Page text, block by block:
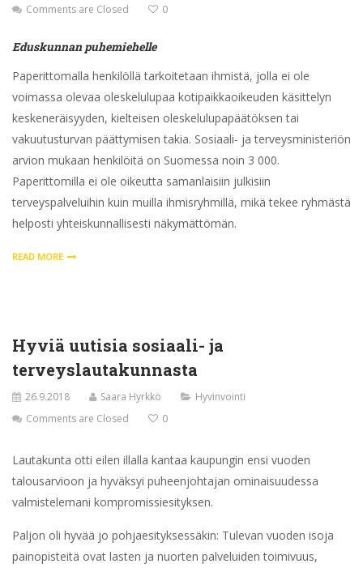
Comments are Closed 0
Eduskunnan puhemiehelle
Paperittomalla henkilöllä tarkoitetaan ihmistä, jolla ei ole
voimassa olevaa oleskelulupaa kotipaikkaoikeuden käsittelyn
keskeneräisyyden, kielteisen oleskelulupapäätöksen tai
vakuutusturvan päättymisen takia. Sosiaali- ja terveysministeriön
arvion mukaan henkilöitä on Suomessa noin 3 000.
Paperittomilla ei ole oikeutta samanlaisiin julkisiin
terveyspalveluihin kuin muilla ihmisryhmillä, mikä tekee ryhmästä
helposti yhteiskunnallisesti näkymättömän.
READ MORE
Hyviä uutisia sosiaali- ja
terveyslautakunnasta
26.9.2018 Saara Hyrkkö
Hyvinvointi
Comments are Closed
0
Lautakunta otti eilen illalla kantaa kaupungin ensi vuoden
talousarvioon ja hyväksyi puheenjohtajan ominaisuudessa
valmistelemani kompromissiesityksen.
Paljon oli hyvää jo pohjaesityksessäkin: Tulevan vuoden isoja
painopisteitä ovat lasten ja nuorten palveluiden toimivuus,